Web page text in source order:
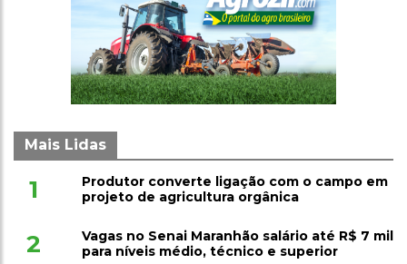
Mais Lidas
1
Produtor converte ligação com o campo em
projeto de agricultura orgânica
2
Vagas no Senai Maranhão salário até R$ 7 mil
para níveis médio, técnico e superior